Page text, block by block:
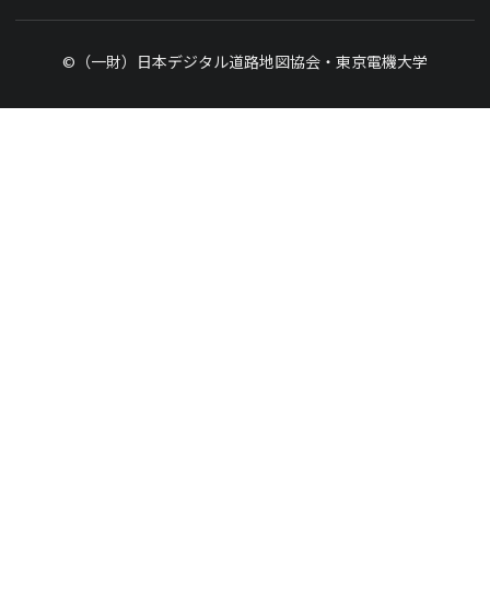
©（一財）日本デジタル道路地図協会・東京電機大学